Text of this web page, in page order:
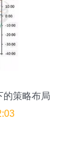
的策略布局